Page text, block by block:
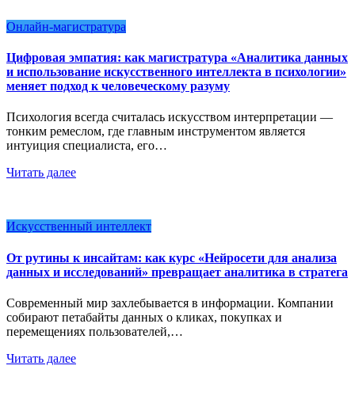
Онлайн-магистратура
Цифровая эмпатия: как магистратура «Аналитика данных
и использование искусственного интеллекта в психологии»
меняет подход к человеческому разуму
Психология всегда считалась искусством интерпретации —
тонким ремеслом, где главным инструментом является
интуиция специалиста, его…
Читать далее
Искусственный интеллект
От рутины к инсайтам: как курс «Нейросети для анализа
данных и исследований» превращает аналитика в стратега
Современный мир захлебывается в информации. Компании
собирают петабайты данных о кликах, покупках и
перемещениях пользователей,…
Читать далее